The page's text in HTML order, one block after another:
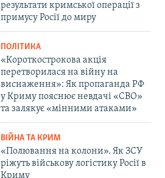
результати кримської операції з
примусу Росії до миру
ПОЛІТИКА
«Короткострокова акція
перетворилася на війну на
виснаження»: Як пропаганда РФ
у Криму пояснює невдачі «СВО»
та залякує «мінними атаками»
ВІЙНА ТА КРИМ
«Полювання на колони». Як ЗСУ
ріжуть військову логістику Росії в
Криму